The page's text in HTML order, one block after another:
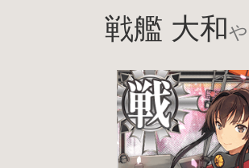
戦艦 大和